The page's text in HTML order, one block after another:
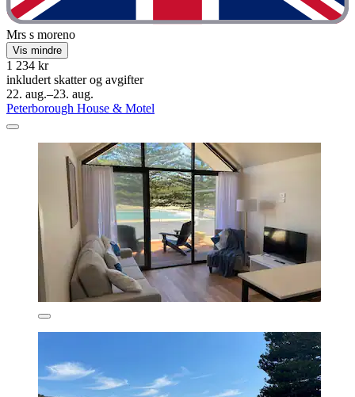
Mrs s moreno
Vis mindre
1 234 kr
inkludert skatter og avgifter
22. aug.–23. aug.
Peterborough House & Motel